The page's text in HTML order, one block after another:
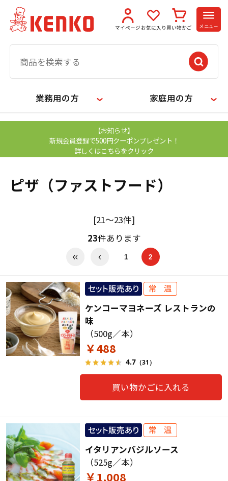
マイページ お気に入り 買い物かご メニュー
業務用の方 家庭用の方
【お知らせ】
新規会員登録で500円クーポンプレゼント！
詳しくはこちらをクリック
ピザ（ファストフード）
[21～23件]
23件あります
1 2
ケンコーマヨネーズ レストランの
味
（500g／本）
￥488
4.7（31）
買い物かごに入れる
イタリアンバジルソース
（525g／本）
￥1,008